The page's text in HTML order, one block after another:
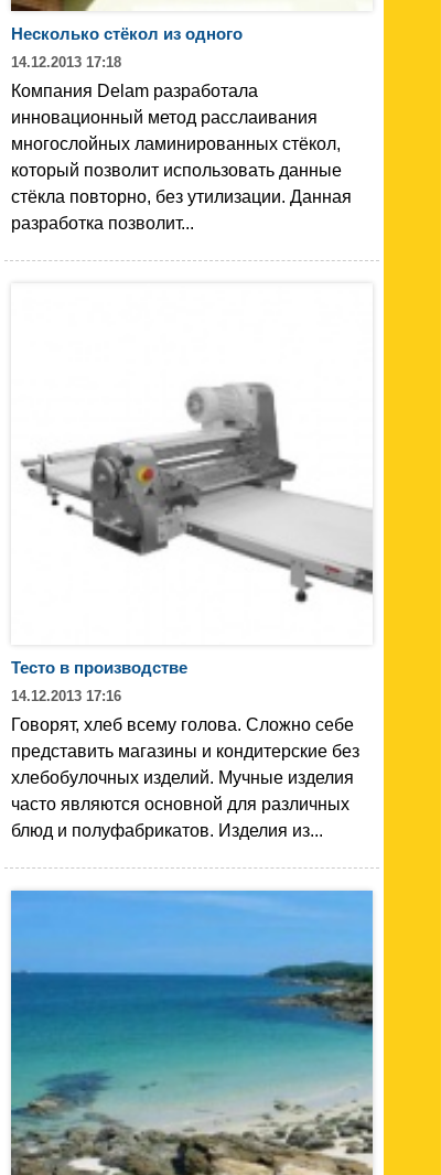
Несколько стёкол из одного
14.12.2013 17:18
Компания Delam разработала
инновационный метод расслаивания
многослойных ламинированных стёкол,
который позволит использовать данные
стёкла повторно, без утилизации. Данная
разработка позволит...
Тесто в производстве
14.12.2013 17:16
Говорят, хлеб всему голова. Сложно себе
представить магазины и кондитерские без
хлебобулочных изделий. Мучные изделия
часто являются основной для различных
блюд и полуфабрикатов. Изделия из...